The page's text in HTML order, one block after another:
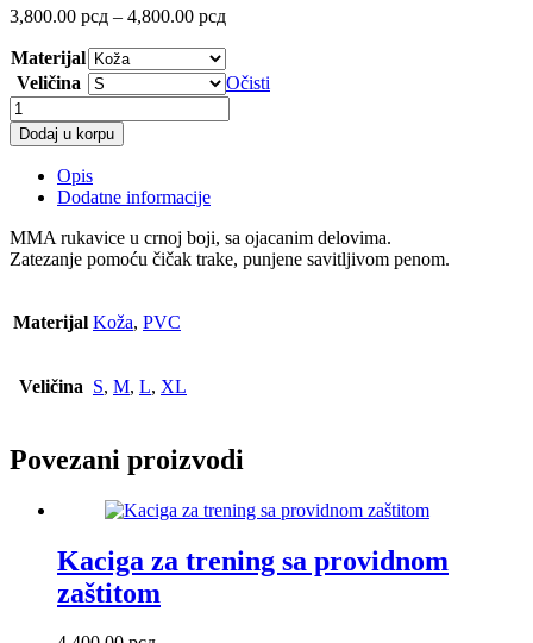
3,800.00 рсд – 4,800.00 рсдRaspon
3,800.00 рсд
do
4,800.00 рсд
Materijal
Veličina
Očisti
MMA
Rukavice
količina
Dodaj u korpu
Opis
Dodatne informacije
MMA rukavice u crnoj boji, sa ojacanim delovima.
Zatezanje pomoću čičak trake, punjene savitljivom penom.
Materijal Koža, PVC
Veličina S, M, L, XL
Povezani proizvodi
Kaciga za trening sa providnom
zaštitom